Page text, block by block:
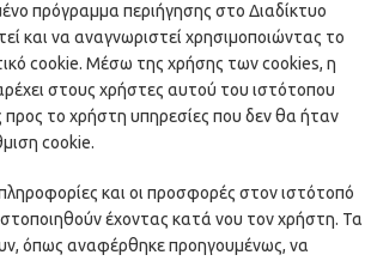
πρόγραμμα περιήγησης στο Διαδίκτυο
και να αναγνωριστεί χρησιμοποιώντας το
cookie. Μέσω της χρήσης των cookies, η
στους χρήστες αυτού του ιστότοπου
προς το χρήστη υπηρεσίες που δεν θα ήταν
cookie.
και οι προσφορές στον ιστότοπό
έχοντας κατά νου τον χρήστη. Τα
όπως αναφέρθηκε προηγουμένως, να